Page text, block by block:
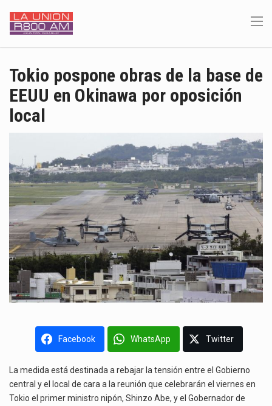
Tokio pospone obras de la base de
EEUU en Okinawa por oposición
local
Facebook WhatsApp Twitter
La medida está destinada a rebajar la tensión entre el Gobierno
central y el local de cara a la reunión que celebrarán el viernes en
Tokio el primer ministro nipón, Shinzo Abe, y el Gobernador de